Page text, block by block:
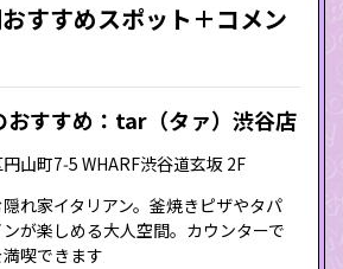
すすめスポット＋コメン
おすすめ：tar（タァ）渋谷店
山町7‑5 WHARF渋谷道玄坂 2F
隠れ家イタリアン。釜焼きピザやタパ
が楽しめる大人空間。カウンターで
喫できます